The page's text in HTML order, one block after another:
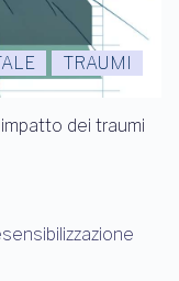
TRAUMI
dei traumi